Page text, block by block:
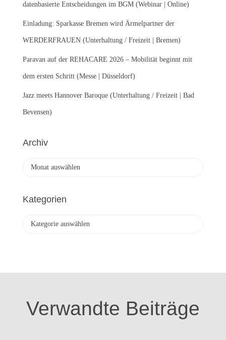
datenbasierte Entscheidungen im BGM (Webinar | Online)
Einladung: Sparkasse Bremen wird Ärmelpartner der
WERDERFRAUEN (Unterhaltung / Freizeit | Bremen)
Paravan auf der REHACARE 2026 – Mobilität beginnt mit
dem ersten Schritt (Messe | Düsseldorf)
Jazz meets Hannover Baroque (Unterhaltung / Freizeit | Bad
Bevensen)
Archiv
h
Kategorien
o
Verwandte Beiträge